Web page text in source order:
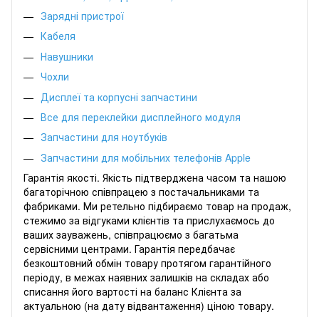
Зарядні пристрої
Кабеля
Навушники
Чохли
Дисплеї та корпусні запчастини
Все для переклейки дисплейного модуля
Запчастини для ноутбуків
Запчастини для мобільних телефонів Apple
Гарантія якості. Якість підтверджена часом та нашою
багаторічною співпрацею з постачальниками та
фабриками. Ми ретельно підбираємо товар на продаж,
стежимо за відгуками клієнтів та прислухаємось до
ваших зауважень, співпрацюємо з багатьма
сервісними центрами. Гарантія передбачає
безкоштовний обмін товару протягом гарантійного
періоду, в межах наявних залишків на складах або
списання його вартості на баланс Клієнта за
актуальною (на дату відвантаження) ціною товару.